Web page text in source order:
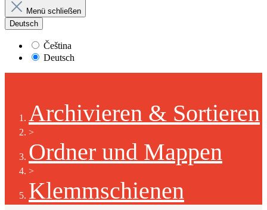
Menü schließen
Deutsch
Čeština
Deutsch
Archivieren & Sortieren
>
Ordner und Mappen
>
Klemmschienen